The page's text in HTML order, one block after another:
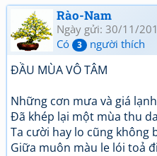
Rào-Nam
Ngày gửi: 30/11/
Có
3 người thích
ĐẦU MÙA VÔ TÂM
Những cơn mưa và giá
Đã khép lại một mùa thu
Ta cười hay lo cũng không
Giữa muôn màu le lói toả